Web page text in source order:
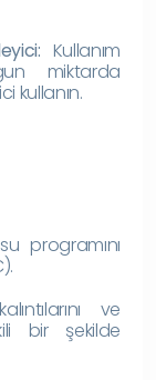
Kullanım
miktarda
kullanın.
programını
ve
bir şekilde